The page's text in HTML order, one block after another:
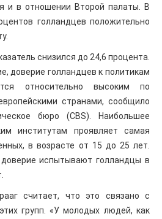
и в отношении Второй палаты. В
голландцев положительно
снизился до 24,6 процента.
доверие голландцев к политикам
относительно высоким по
странами, сообщило
бюро (CBS). Наибольшее
институтам проявляет самая
в возрасте от 15 до 25 лет.
испытывают голландцы в
считает, что это связано с
групп. «У молодых людей, как